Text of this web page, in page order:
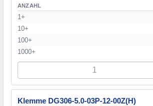
ANZAHL
1+
10+
100+
1000+
Klemme DG306-5.0-03P-12-00Z(H)